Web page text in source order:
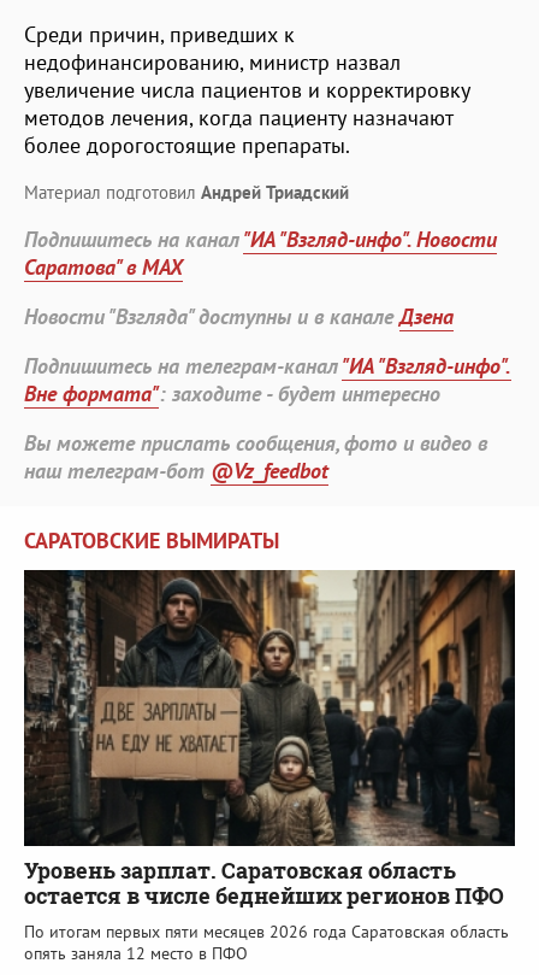
Среди причин, приведших к
недофинансированию, министр назвал
увеличение числа пациентов и корректировку
методов лечения, когда пациенту назначают
более дорогостоящие препараты.
Материал подготовил Андрей Триадский
Подпишитесь на канал"ИА "Взгляд-инфо". Новости
Саратова" в MAX
Новости "Взгляда" доступны и в каналеДзена
Подпишитесь на телеграм-канал"ИА "Взгляд-инфо".
Вне формата": заходите - будет интересно
Вы можете прислать сообщения, фото и видео в
наш телеграм-бот @Vz_feedbot
САРАТОВСКИЕ ВЫМИРАТЫ
Уровень зарплат. Саратовская область
остается в числе беднейших регионов ПФО
По итогам первых пяти месяцев 2026 года Саратовская область
опять заняла 12 место в ПФО